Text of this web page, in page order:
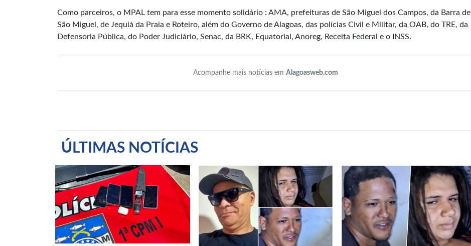
Como parceiros, o MPAL tem para esse momento solidário : AMA, prefeituras de São Miguel dos Campos, da Barra de
São Miguel, de Jequiá da Praia e Roteiro, além do Governo de Alagoas, das polícias Civil e Militar, da OAB, do TRE, da
Defensoria Pública, do Poder Judiciário, Senac, da BRK, Equatorial, Anoreg, Receita Federal e o INSS.
Acompanhe mais notícias em Alagoasweb.com
ÚLTIMAS NOTÍCIAS